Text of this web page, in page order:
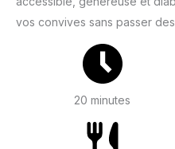
vos convives sans passer
20 minutes